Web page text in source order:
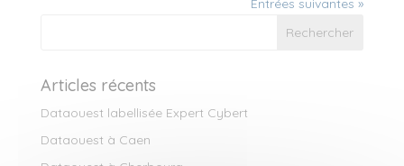
Articles récents
Dataouest labellisée Expert Cybert
Dataouest à Caen